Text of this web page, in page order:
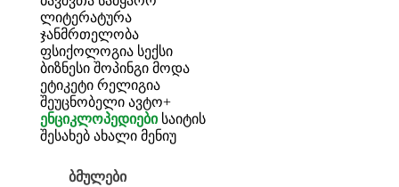
ლიტერატურა
ჯანმრთელობა
ფსიქოლოგია სექსი
ბიზნესი შოპინგი მოდა
ეტიკეტი რელიგია
შეუცნობელი ავტო+
ენციკლოპედიები საიტის
შესახებ ახალი მენიუ
ბმულები